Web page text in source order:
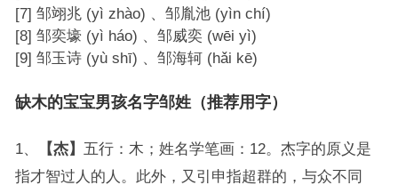
[7] 邹翊兆 (yì zhào) 、邹胤池 (yìn chí)
[8] 邹奕壕 (yì háo) 、邹威奕 (wēi yì)
[9] 邹玉诗 (yù shī) 、邹海轲 (hǎi kē)
缺木的宝宝男孩名字邹姓（推荐用字）
1、 【杰】 五行：木；姓名学笔画：12。杰字的原义是
指才智过人的人。此外，又引申指超群的，与众不同